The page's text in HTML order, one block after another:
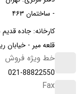
- ساختمان ۴۶۳
کارخانه: جاده
قلعه میر - خیابان
خط ویژه فروش
021-88822550
Fax